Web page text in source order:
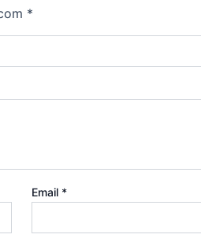
*
Email *